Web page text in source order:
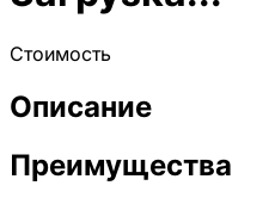
Стоимость
Описание
Преимущества